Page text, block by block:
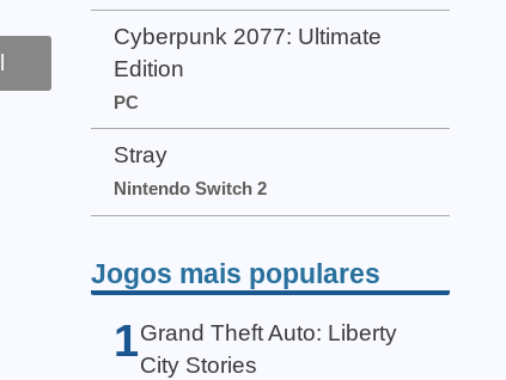
Cyberpunk 2077: Ultimate
Edition
PC
Stray
Nintendo Switch 2
Jogos mais populares
1 Grand Theft Auto: Liberty
City Stories